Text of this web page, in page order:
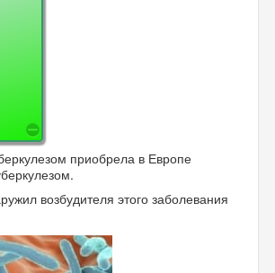
⛔
приобрела в Европе
возбудителя этого заболевания